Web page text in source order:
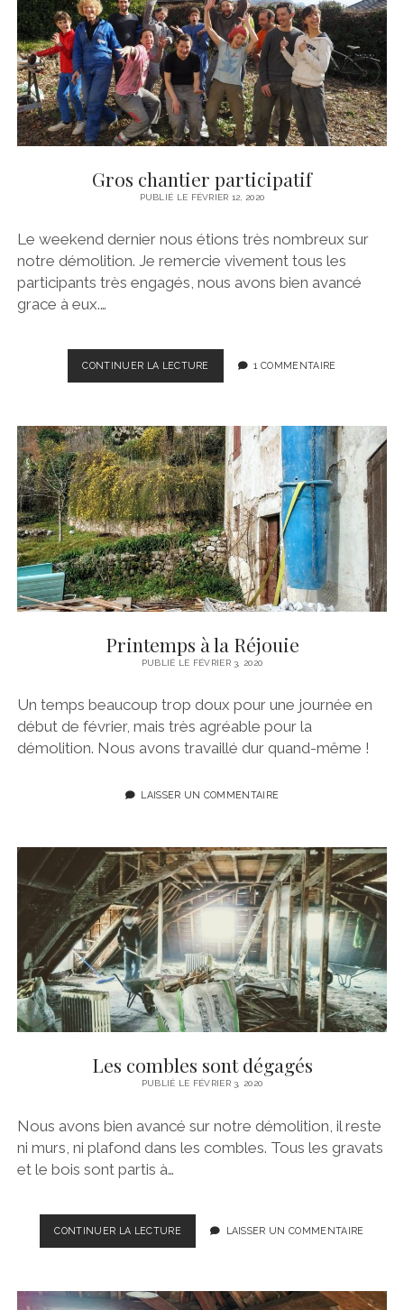
Gros chantier participatif
PUBLIÉ LE FÉVRIER 12, 2020
Le weekend dernier nous étions très nombreux sur
notre démolition. Je remercie vivement tous les
participants très engagés, nous avons bien avancé
grace à eux.…
CONTINUER LA LECTURE
CHANTIER
1 COMMENTAIRE
Printemps à la Réjouie
PUBLIÉ LE FÉVRIER 3, 2020
Un temps beaucoup trop doux pour une journée en
début de février, mais très agréable pour la
démolition. Nous avons travaillé dur quand-même !
LAISSER UN COMMENTAIRE
Les combles sont dégagés
PUBLIÉ LE FÉVRIER 3, 2020
Nous avons bien avancé sur notre démolition, il reste
ni murs, ni plafond dans les combles. Tous les gravats
et le bois sont partis à…
CONTINUER LA LECTURELES
COMBLES
LAISSER UN COMMENTAIRE